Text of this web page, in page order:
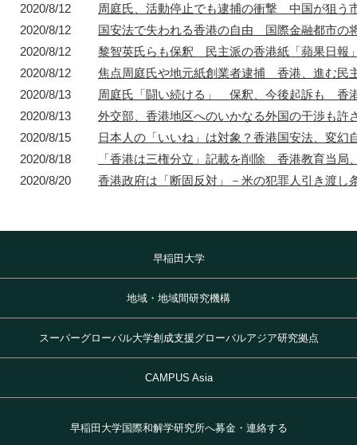
2020/8/12
周庭氏、活動停止でも逮捕の衝撃 中国が狙う
2020/8/12
国安法で失われる香港の自由 国際金融都市の
2020/8/12
黎智英氏らも保釈 民主派の香港紙「蘋果日報
2020/8/12
焦点周庭氏や地元紙創業者逮捕 香港、進む民
2020/8/13
周庭氏「闘い続ける」 保釈、今後起訴も 香
2020/8/13
外交部、香港地区へのいかなる外国の干渉も許
2020/8/15
日本人の「いいね」は対象？香港国安法、変幻
2020/8/18
「香港は三権分立」記載を削除 香港教育当局
2020/8/20
香港政府は「断固反対」－米の犯罪人引き渡し
早稲田大学
地域・地域間研究機構
スーパーグローバル大学創成支援グローバルアジア研究拠点
CAMPUS Asia
早稲田大学国際和解学研究所へ募金・連絡する